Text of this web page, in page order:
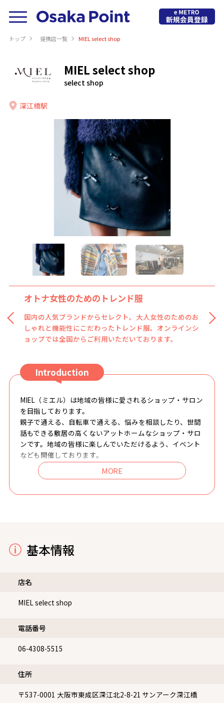
トップ 提携店⼀覧 MIEL select shop
MIEL select shop
select shop
深江橋駅
オトナ女性のためのトレンド服
国内の人気ブランドからセレクト。大人女性のためのお
しゃれと機能性にこだわったトレンド服。オンラインシ
ョップでは全国からご利用いただいております。
Introduction
MIEL（ミエル）は地域の皆様に愛されるショップ・サロン
を目指しております。
親子で通える、自転車で通える、悩みを相談したり、世間
話もできる敷居の高くないアットホームなショップ・サロ
ンです。地域の皆様に楽しんでいただけるよう、イベント
なども開催しております。
お客様のご来店を心よりお待ちしております。
MIELの取扱商品は、公式のInstagramアカウントで随時ア
基本情報
店名
MIEL select shop
電話番号
06-4308-5515
住所
〒537-0001 大阪市東成区深江北2-8-21 サンアーク深江橋